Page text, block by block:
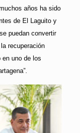
años ha sido
de El Laguito y
puedan convertir
recuperación
en uno de los